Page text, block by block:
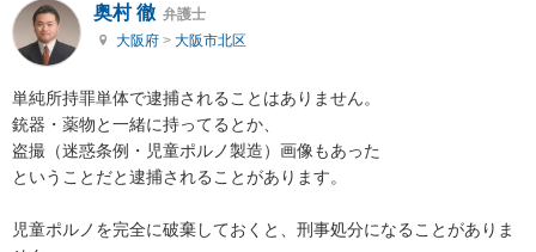
奥村 徹 弁護士
大阪府 > 大阪市北区
単純所持罪単体で逮捕されることはありません。
銃器・薬物と一緒に持ってるとか、
盗撮（迷惑条例・児童ポルノ製造）画像もあった
ということだと逮捕されることがあります。
児童ポルノを完全に破棄しておくと、刑事処分になることがありま